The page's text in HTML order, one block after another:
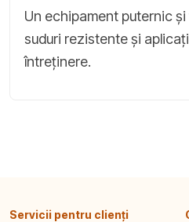
Un echipament puternic
suduri rezistente și
întreținere.
Servicii pentru clienți